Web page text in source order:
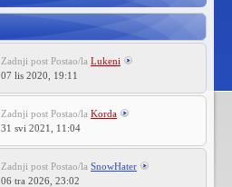
Zadnji post Postao/la Lukeni
07 lis 2020, 19:11
Zadnji post Postao/la Korda
31 svi 2021, 11:04
Zadnji post Postao/la SnowHater
06 tra 2026, 23:02